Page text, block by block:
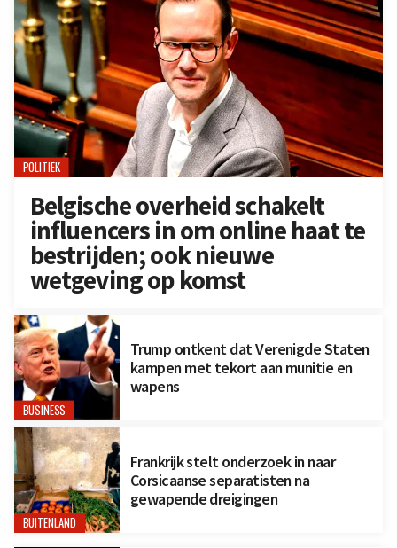
POLITIEK
Belgische overheid schakelt
influencers in om online haat te
bestrijden; ook nieuwe
wetgeving op komst
BUSINESS
Trump ontkent dat Verenigde Staten
kampen met tekort aan munitie en
wapens
BUITENLAND
Frankrijk stelt onderzoek in naar
Corsicaanse separatisten na
gewapende dreigingen